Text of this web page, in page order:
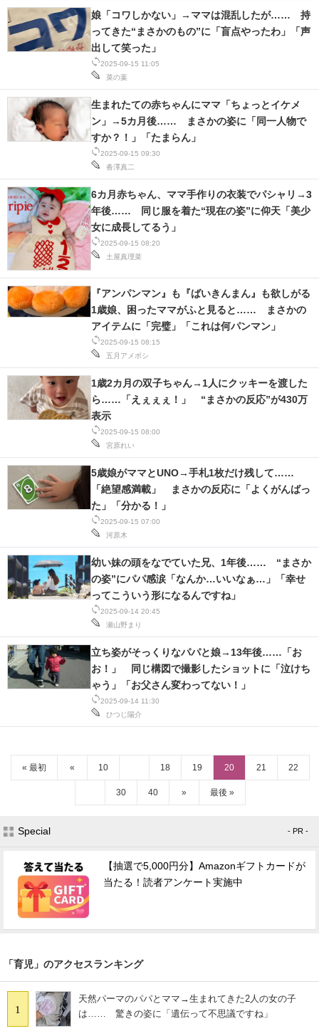
2025-09-15 11:05
菜の葉
娘「コワしかない」→ママは混乱したが…… 持
ってきた“まさかのもの”に「盲点やったわ」「声
出して笑った」
2025-09-15 09:30
沓澤真二
生まれたての赤ちゃんにママ「ちょっとイケメ
ン」→5カ月後…… まさかの姿に「同一人物で
すか？！」「たまらん」
2025-09-15 08:20
土屋真理菜
6カ月赤ちゃん、ママ手作りの衣装でパシャリ→3
年後…… 同じ服を着た“現在の姿”に仰天「美少
女に成長してるう」
2025-09-15 08:15
五月アメボシ
『アンパンマン』も『ばいきんまん』も欲しがる
1歳娘、困ったママがふと見ると…… まさかの
アイテムに「完璧」「これは何パンマン」
2025-09-15 08:00
宮原れい
1歳2カ月の双子ちゃん→1人にクッキーを渡した
ら……「えぇぇぇ！」 “まさかの反応”が430万
表示
2025-09-15 07:00
河原木
5歳娘がママとUNO→手札1枚だけ残して……
「絶望感満載」 まさかの反応に「よくがんばっ
た」「分かる！」
2025-09-14 20:45
瀬山野まり
幼い妹の頭をなでていた兄、1年後…… “まさか
の姿”にパパ感涙「なんか…いいなぁ…」「幸せ
ってこういう形になるんですね」
2025-09-14 11:30
ひつじ陽介
立ち姿がそっくりなパパと娘→13年後……「お
お！」 同じ構図で撮影したショットに「泣けち
ゃう」「お父さん変わってない！」
« 最初 « 10 18 19 20 21 22
30 40 » 最後 »
Special - PR -
【抽選で5,000円分】Amazonギフトカードが
当たる！読者アンケート実施中
「育児」のアクセスランキング
1
天然パーマのパパとママ→生まれてきた2人の女の子
は…… 驚きの姿に「遺伝って不思議ですね」